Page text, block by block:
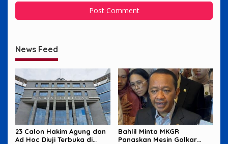
News Feed
23 Calon Hakim Agung dan
Ad Hoc Diuji Terbuka di
Bahlil Minta MKGR
Panaskan Mesin Golkar